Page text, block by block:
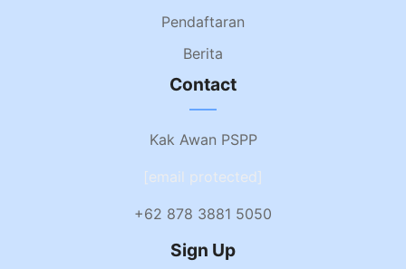
Pendaftaran
Berita
Contact
Kak Awan PSPP
[email protected]
+62 878 3881 5050
Sign Up